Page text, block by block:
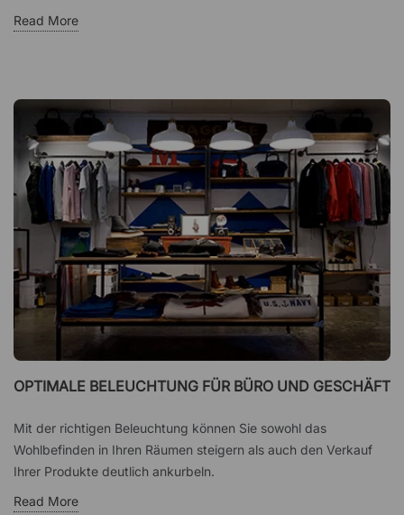
Read More
OPTIMALE BELEUCHTUNG FÜR BÜRO UND GESCHÄFT
Mit der richtigen Beleuchtung können Sie sowohl das
Wohlbefinden in Ihren Räumen steigern als auch den Verkauf
Ihrer Produkte deutlich ankurbeln.
Read More